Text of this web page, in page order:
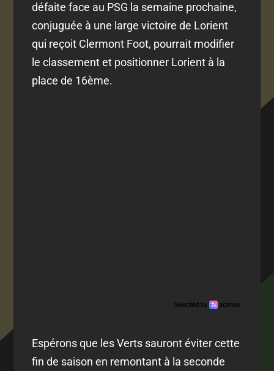
défaite face au PSG la semaine prochaine,
conjuguée à une large victoire de Lorient
qui reçoit Clermont Foot, pourrait modifier
le classement et positionner Lorient à la
place de 16ème.
Espérons que les Verts sauront éviter cette
fin de saison en remontant à la seconde